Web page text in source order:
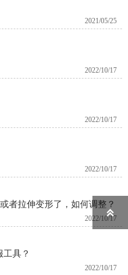
2021/05/25
2022/10/17
2022/10/17
2022/10/17
者拉伸变形了，如何调整？
2022/10/17
具？
2022/10/17
